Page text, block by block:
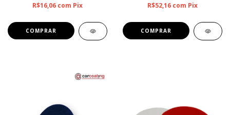
R$16,06 com Pix R$52,16 com Pix